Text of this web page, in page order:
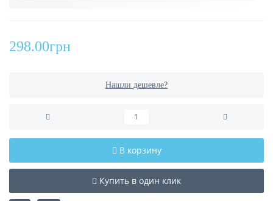
298.00грн
Нашли дешевле?
В корзину
Купить в один клик